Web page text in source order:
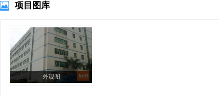
项目图库
外观图